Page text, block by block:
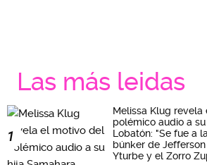
Las más leidas
1
Melissa Klug
polémico audio a
Lobatón: "Se fue a
búnker de
Yturbe y el Zorro